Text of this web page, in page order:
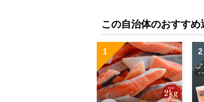
この自治体のおすすめ
1 2